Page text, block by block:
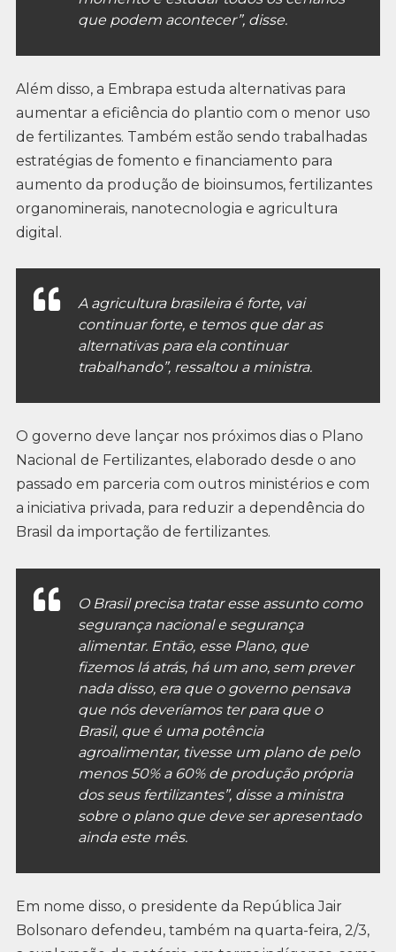
que podem acontecer”, disse.
Além disso, a Embrapa estuda alternativas para
aumentar a eficiência do plantio com o menor uso
de fertilizantes. Também estão sendo trabalhadas
estratégias de fomento e financiamento para
aumento da produção de bioinsumos, fertilizantes
organominerais, nanotecnologia e agricultura
digital.
A agricultura brasileira é forte, vai
continuar forte, e temos que dar as
alternativas para ela continuar
trabalhando”, ressaltou a ministra.
O governo deve lançar nos próximos dias o Plano
Nacional de Fertilizantes, elaborado desde o ano
passado em parceria com outros ministérios e com
a iniciativa privada, para reduzir a dependência do
Brasil da importação de fertilizantes.
O Brasil precisa tratar esse assunto como
segurança nacional e segurança
alimentar. Então, esse Plano, que
fizemos lá atrás, há um ano, sem prever
nada disso, era que o governo pensava
que nós deveríamos ter para que o
Brasil, que é uma potência
agroalimentar, tivesse um plano de pelo
menos 50% a 60% de produção própria
dos seus fertilizantes”, disse a ministra
sobre o plano que deve ser apresentado
ainda este mês.
Em nome disso, o presidente da República Jair
Bolsonaro defendeu, também na quarta-feira, 2/3,